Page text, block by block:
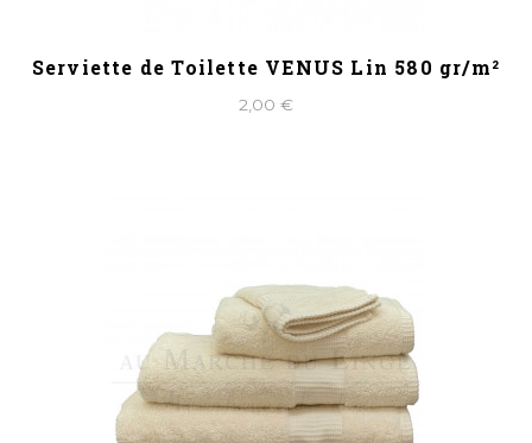
Serviette de Toilette VENUS Lin 580 gr/m²
2,00 €